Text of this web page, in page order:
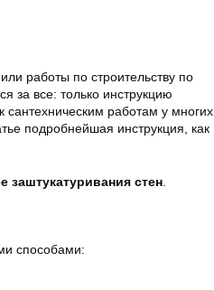
работы по строительству по
за все: только инструкцию
сантехническим работам у многих
подробнейшая инструкция, как
заштукатуривания стен.
способами: